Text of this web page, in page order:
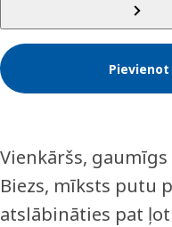
Vienkāršs,
Biezs, mīksts putu
atslābināties pat